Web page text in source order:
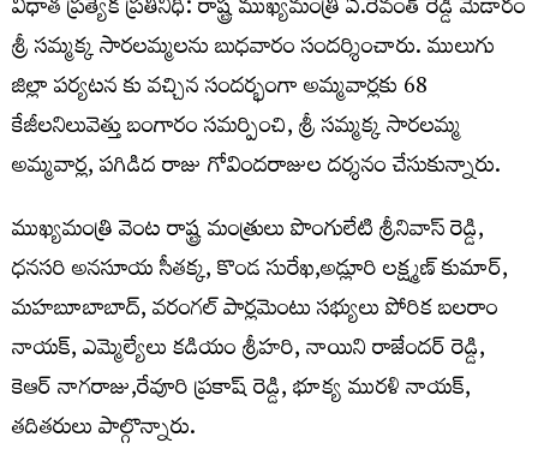
విధాత ప్రత్యేక ప్రతినిధి: రాష్ట్ర ముఖ్యమంత్రి ఏ.రేవంత్ రెడ్డి మేడారం
శ్రీ సమ్మక్క సారలమ్మలను బుధవారం సందర్శించారు. ములుగు
జిల్లా పర్యటన కు వచ్చిన సందర్భంగా అమ్మవార్లకు 68
కేజీలనిలువెత్తు బంగారం సమర్పించి, శ్రీ సమ్మక్క సారలమ్మ
అమ్మవార్ల, పగిడిద రాజు గోవిందరాజుల దర్శనం చేసుకున్నారు.
ముఖ్యమంత్రి వెంట రాష్ట్ర మంత్రులు పొంగులేటి శ్రీనివాస్ రెడ్డి,
ధనసరి అనసూయ సీతక్క, కొండ సురేఖ,అడ్లూరి లక్ష్మణ్ కుమార్,
మహబూబాబాద్, వరంగల్ పార్లమెంటు సభ్యులు పోరిక బలరాం
నాయక్, ఎమ్మెల్యేలు కడియం శ్రీహరి, నాయిని రాజేందర్ రెడ్డి,
కెఆర్ నాగరాజు,రేవూరి ప్రకాష్ రెడ్డి, భూక్య మురళి నాయక్,
తదితరులు పాల్గొన్నారు.